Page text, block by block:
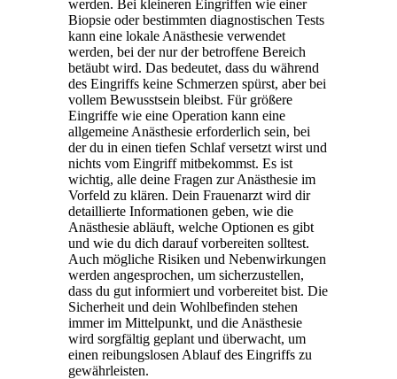
werden. Bei kleineren Eingriffen wie einer
Biopsie oder bestimmten diagnostischen Tests
kann eine lokale Anästhesie verwendet
werden, bei der nur der betroffene Bereich
betäubt wird. Das bedeutet, dass du während
des Eingriffs keine Schmerzen spürst, aber bei
vollem Bewusstsein bleibst. Für größere
Eingriffe wie eine Operation kann eine
allgemeine Anästhesie erforderlich sein, bei
der du in einen tiefen Schlaf versetzt wirst und
nichts vom Eingriff mitbekommst. Es ist
wichtig, alle deine Fragen zur Anästhesie im
Vorfeld zu klären. Dein Frauenarzt wird dir
detaillierte Informationen geben, wie die
Anästhesie abläuft, welche Optionen es gibt
und wie du dich darauf vorbereiten solltest.
Auch mögliche Risiken und Nebenwirkungen
werden angesprochen, um sicherzustellen,
dass du gut informiert und vorbereitet bist. Die
Sicherheit und dein Wohlbefinden stehen
immer im Mittelpunkt, und die Anästhesie
wird sorgfältig geplant und überwacht, um
einen reibungslosen Ablauf des Eingriffs zu
gewährleisten.